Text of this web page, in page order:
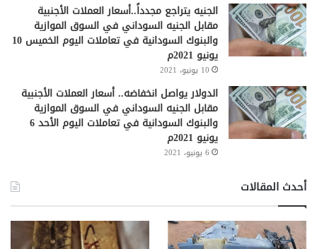
الجنيه يتراجع مجدداً..أسعار العملات الأجنبية
مقابل الجنيه السوداني في السوق الموازية
والبنوك السودانية في تعاملات اليوم الخميس 10
يونيو 2021م
10 يونيو، 2021
الدولار يواصل انخفاضه.. أسعار العملات الأجنبية
مقابل الجنيه السوداني في السوق الموازية
والبنوك السودانية في تعاملات اليوم الأحد 6
يونيو 2021م
6 يونيو، 2021
أحدث المقالات